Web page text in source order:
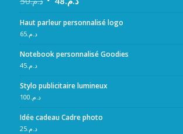
Haut parleur personnalisé logo
د.م.65
Notebook personnalisé Goodies
د.م.45
Stylo publicitaire lumineux
د.م.100
Idée cadeau Cadre photo
د.م.25